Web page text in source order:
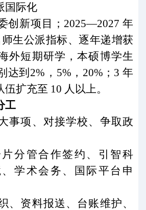
国际化
创新项目； 2025—2027年
生公派指标、逐年递增获
外短期研学，本硕博学生
达到 2% ， 5% ， 20% ； 3年
伍扩充至 10 人以上。
工
事项、对接学校、争取政
分管合作签约、引智科
学术会务、国际平台申
、资料报送、台账维护、